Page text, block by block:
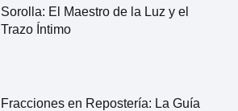
Sorolla: El Maestro de la Luz y el
Trazo Íntimo
Fracciones en Repostería: La Guía